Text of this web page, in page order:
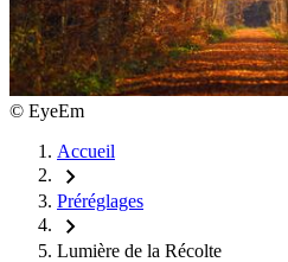
© EyeEm
Accueil
chevron_right
Préréglages
chevron_right
Lumière de la Récolte